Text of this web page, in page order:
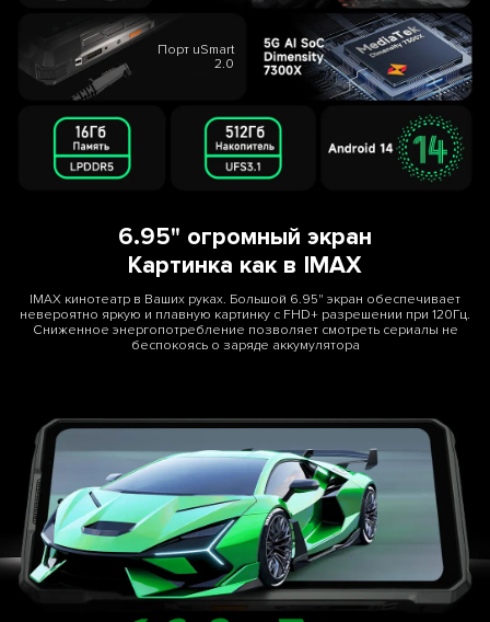
Порт uSmart
2.0
6.95" огромный экран
Картинка как в IMAX
IMAX кинотеатр в Ваших руках. Большой 6.95" экран обеспечивает
невероятно яркую и плавную картинку с FHD+ разрешении при 120Гц.
Сниженное энергопотребление позволяет смотреть сериалы не
беспокоясь о заряде аккумулятора